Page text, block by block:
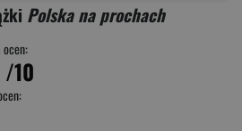
Polska na prochach
/10